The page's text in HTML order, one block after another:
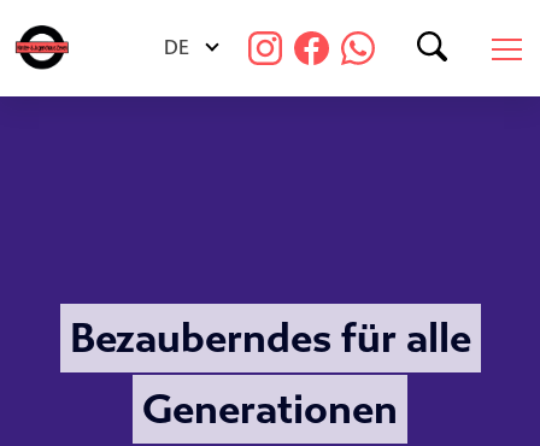
Freie Stellen
Galerien
Presse
Spenden
DE
Suchen
Bezauberndes für alle
Generationen